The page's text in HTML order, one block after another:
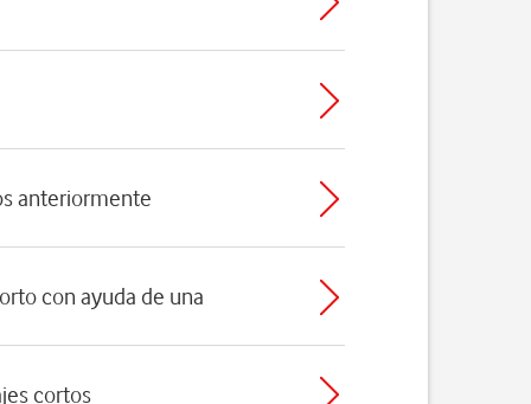
anteriormente
con ayuda de una
cortos